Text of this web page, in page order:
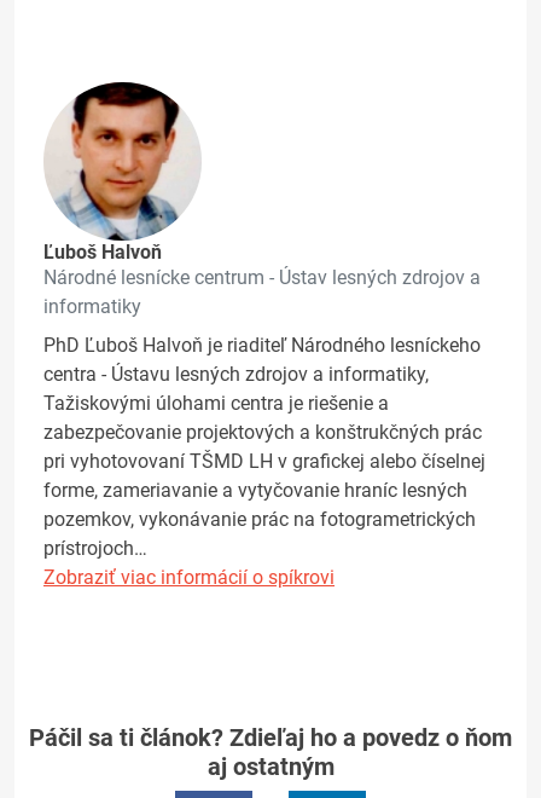
Ľuboš Halvoň
Národné lesnícke centrum - Ústav lesných zdrojov a
informatiky
PhD Ľuboš Halvoň je riaditeľ Národného lesníckeho
centra - Ústavu lesných zdrojov a informatiky,
Tažiskovými úlohami centra je riešenie a
zabezpečovanie projektových a konštrukčných prác
pri vyhotovovaní TŠMD LH v grafickej alebo číselnej
forme, zameriavanie a vytyčovanie hraníc lesných
pozemkov, vykonávanie prác na fotogrametrických
prístrojoch…
Zobraziť viac informácií o spíkrovi
Páčil sa ti článok? Zdieľaj ho a povedz o ňom
aj ostatným